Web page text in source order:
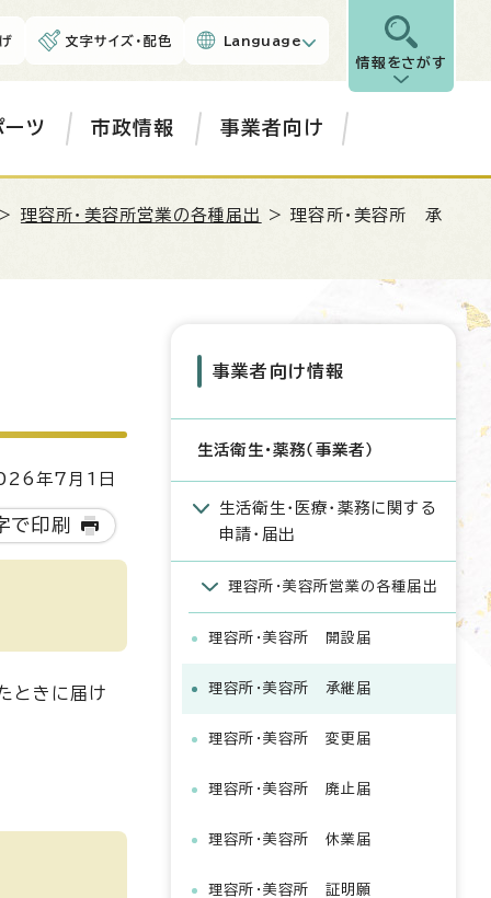
文字サイズ・配色 Language
情報をさがす
ーツ 市政情報 事業者向け
> 理容所・美容所営業の各種届出
> 理容所・美容所 承
年7月1日
で印刷
ときに届け
事業者向け情報
生活衛生・薬務（事業者）
生活衛生・医療・薬務に関する
申請・届出
理容所・美容所営業の各種届出
理容所・美容所 開設届
理容所・美容所 承継届
理容所・美容所 変更届
理容所・美容所 廃止届
理容所・美容所 休業届
理容所・美容所 証明願